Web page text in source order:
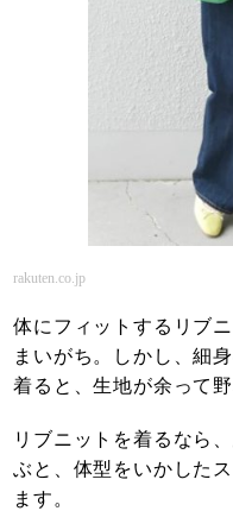
rakuten.co.jp
体にフィットするリブ
まいがち。しかし、細
着ると、生地が余って
リブニットを着るなら
ぶと、体型をいかした
ます。